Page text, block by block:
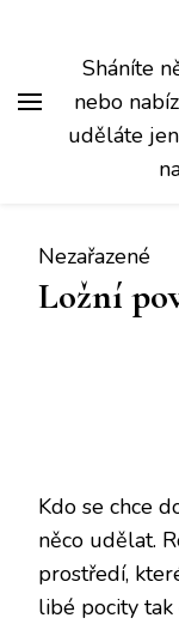
Sháníte
nebo
uděláte
Nezařazené
Ložní
Kdo se chce
něco udělat.
prostředí,
libé pocity tak